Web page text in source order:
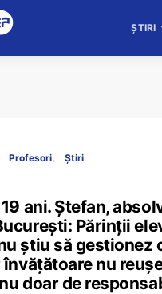
ȘTIRI
Profesori Știri
ani. Ștefan,
Părinții
știu să
nu
doar de